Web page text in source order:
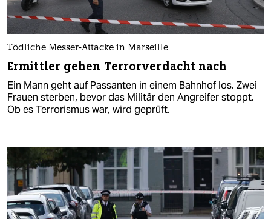
Tödliche Messer-Attacke in Marseille
Ermittler gehen Terrorverdacht nach
Ein Mann geht auf Passanten in einem Bahnhof los. Zwei
Frauen sterben, bevor das Militär den Angreifer stoppt.
Ob es Terrorismus war, wird geprüft.